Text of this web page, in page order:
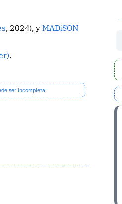
, 2024), yMADiSON
.
ser incompleta.